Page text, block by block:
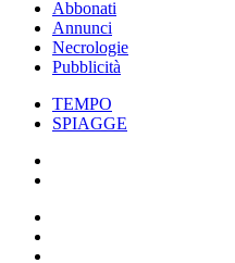
Abbonati
Annunci
Necrologie
Pubblicità
TEMPO
SPIAGGE